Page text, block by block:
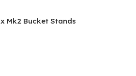
Mk2 Bucket Stands